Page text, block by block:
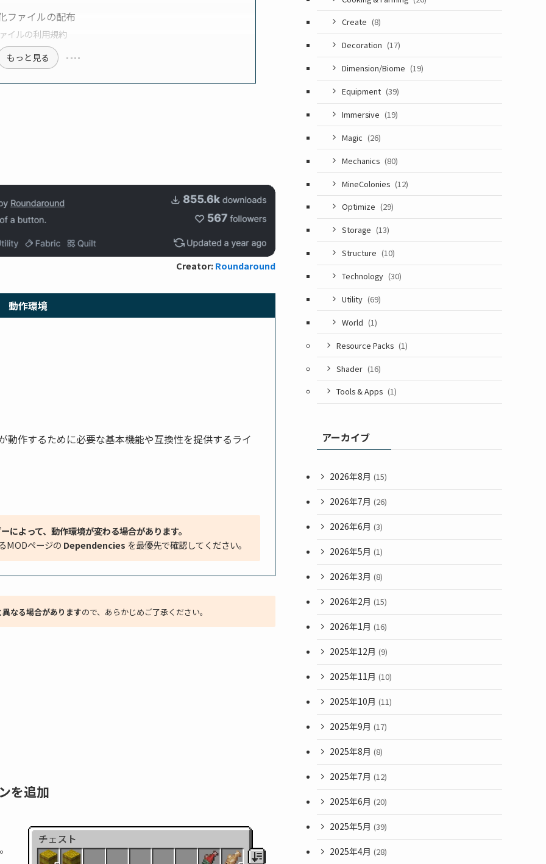
ファイルの配布
イルの利用規約
もっと見る
Creator:Roundaround
動作環境
動作するために必要な基本機能や互換性を提供するライ
よって、動作環境が変わる場合があります。
MODページの Dependencies を最優先で確認してください。
なる場合がありますので、あらかじめご了承ください。
を追加
Create (8)
Decoration (17)
Dimension/Biome (19)
Equipment (39)
Immersive (19)
Magic (26)
Mechanics (80)
MineColonies (12)
Optimize (29)
Storage (13)
Structure (10)
Technology (30)
Utility (69)
World (1)
Resource Packs (1)
Shader (16)
Tools & Apps (1)
アーカイブ
2026年8月 (15)
2026年7月 (26)
2026年6月 (3)
2026年5月 (1)
2026年3月 (8)
2026年2月 (15)
2026年1月 (16)
2025年12月 (9)
2025年11月 (10)
2025年10月 (11)
2025年9月 (17)
2025年8月 (8)
2025年7月 (12)
2025年6月 (20)
2025年5月 (39)
2025年4月 (28)